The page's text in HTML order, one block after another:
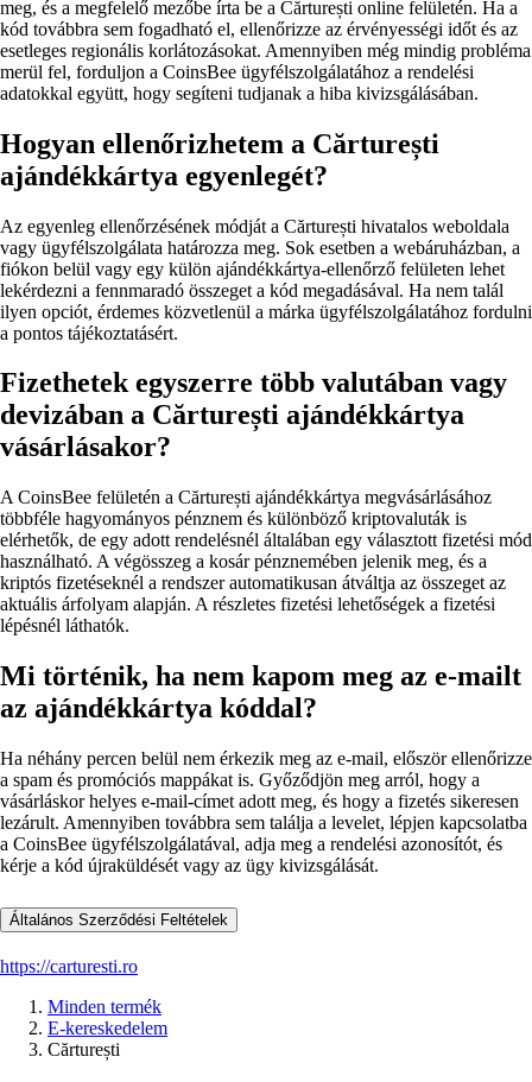
meg, és a megfelelő mezőbe írta be a Cărturești online felületén. Ha a
kód továbbra sem fogadható el, ellenőrizze az érvényességi időt és az
esetleges regionális korlátozásokat. Amennyiben még mindig probléma
merül fel, forduljon a CoinsBee ügyfélszolgálatához a rendelési
adatokkal együtt, hogy segíteni tudjanak a hiba kivizsgálásában.
Hogyan ellenőrizhetem a Cărturești
ajándékkártya egyenlegét?
Az egyenleg ellenőrzésének módját a Cărturești hivatalos weboldala
vagy ügyfélszolgálata határozza meg. Sok esetben a webáruházban, a
fiókon belül vagy egy külön ajándékkártya-ellenőrző felületen lehet
lekérdezni a fennmaradó összeget a kód megadásával. Ha nem talál
ilyen opciót, érdemes közvetlenül a márka ügyfélszolgálatához fordulni
a pontos tájékoztatásért.
Fizethetek egyszerre több valutában vagy
devizában a Cărturești ajándékkártya
vásárlásakor?
A CoinsBee felületén a Cărturești ajándékkártya megvásárlásához
többféle hagyományos pénznem és különböző kriptovaluták is
elérhetők, de egy adott rendelésnél általában egy választott fizetési mód
használható. A végösszeg a kosár pénznemében jelenik meg, és a
kriptós fizetéseknél a rendszer automatikusan átváltja az összeget az
aktuális árfolyam alapján. A részletes fizetési lehetőségek a fizetési
lépésnél láthatók.
Mi történik, ha nem kapom meg az e-mailt
az ajándékkártya kóddal?
Ha néhány percen belül nem érkezik meg az e-mail, először ellenőrizze
a spam és promóciós mappákat is. Győződjön meg arról, hogy a
vásárláskor helyes e-mail-címet adott meg, és hogy a fizetés sikeresen
lezárult. Amennyiben továbbra sem találja a levelet, lépjen kapcsolatba
a CoinsBee ügyfélszolgálatával, adja meg a rendelési azonosítót, és
kérje a kód újraküldését vagy az ügy kivizsgálását.
Általános Szerződési Feltételek
https://carturesti.ro
Minden termék
E-kereskedelem
Cărturești